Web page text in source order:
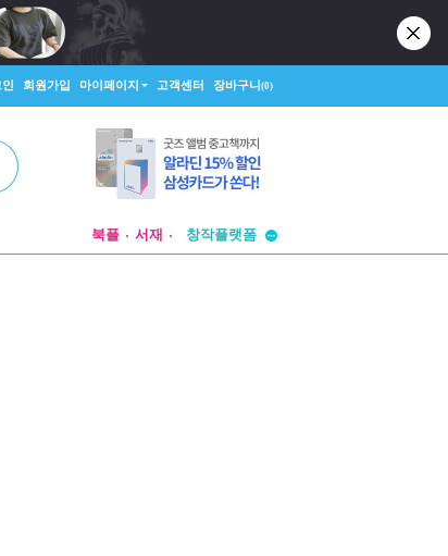
인 회원가입 마이페이지 고객센터 장바구니(0)
북플 서재
창작플랫폼